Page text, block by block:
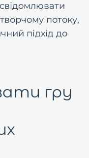
потоку,
підхід до
гру